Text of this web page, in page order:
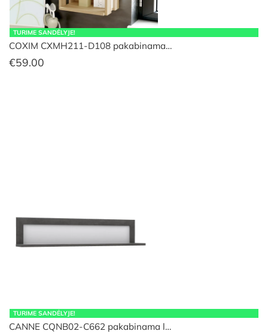
TURIME SANDĖLYJE!
COXIM CXMH211-D108 pakabinama…
€59.00
TURIME SANDĖLYJE!
CANNE CQNB02-C662 pakabinama l…